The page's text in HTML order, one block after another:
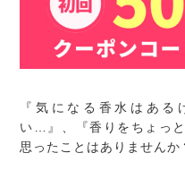
『気になる香水はあ
い…』、『香りをちょっ
思ったことはありませんか